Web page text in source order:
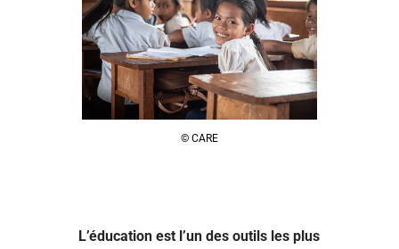
© CARE
L’éducation est l’un des outils les plus